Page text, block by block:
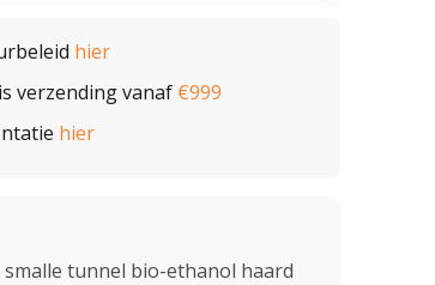
hier
verzending vanaf €999
hier
tunnel bio-ethanol haard